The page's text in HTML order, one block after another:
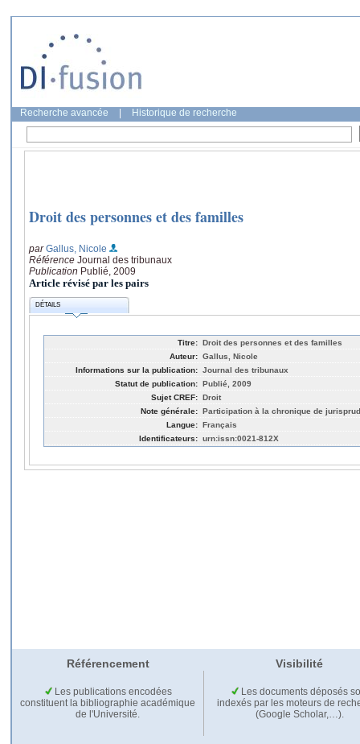
Recherche avancée Historique de recherche
Droit des personnes et des familles
parGallus, Nicole
Référence Journal des tribunaux
Publication Publié, 2009
Article révisé par les pairs
DÉTAILS
Titre: Droit des personnes et des familles
Auteur: Gallus, Nicole
Informations sur la publication: Journal des tribunaux
Statut de publication: Publié, 2009
Sujet CREF: Droit
Note générale: Participation à la chronique de
Langue: Français
Identificateurs: urn:issn:0021-812X
Référencement Visibilité
Les publications encodées
constituent la bibliographie académique
de l'Université.
Les documents déposés
indexés par les moteurs de
(Google Scholar,…).